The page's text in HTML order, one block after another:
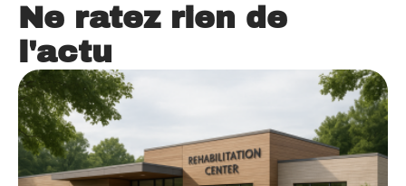
Ne ratez rien de
l'actu